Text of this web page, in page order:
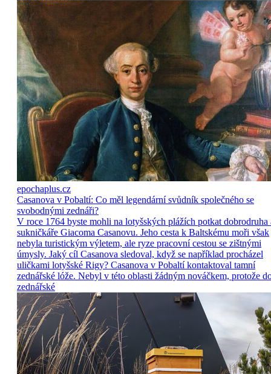
epochaplus.cz
Casanova v Pobaltí: Co měl legendární svůdník společného se
svobodnými zednáři?
V roce 1764 byste mohli na lotyšských plážích potkat dobrodruha
sukničkáře Giacoma Casanovu. Jeho cesta k Baltskému moři však
nebyla turistickým výletem, ale ryze pracovní cestou se zištnými
úmysly. Jaký cíl Casanova sledoval, když se například procházel
uličkami lotyšské Rigy? Casanova v Pobaltí kontaktoval tamní
zednářské lóže. Nebyl v této oblasti žádným nováčkem, protože
zednářské